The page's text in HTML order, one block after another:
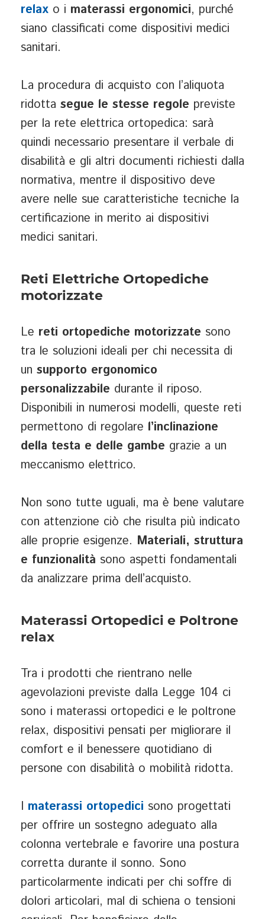
relax o i materassi ergonomici, purché
siano classificati come dispositivi medici
sanitari.
La procedura di acquisto con l’aliquota
ridotta segue le stesse regole previste
per la rete elettrica ortopedica: sarà
quindi necessario presentare il verbale di
disabilità e gli altri documenti richiesti dalla
normativa, mentre il dispositivo deve
avere nelle sue caratteristiche tecniche la
certificazione in merito ai dispositivi
medici sanitari.
Reti Elettriche Ortopediche
motorizzate
Le reti ortopediche motorizzate sono
tra le soluzioni ideali per chi necessita di
un supporto ergonomico
personalizzabile durante il riposo.
Disponibili in numerosi modelli, queste reti
permettono di regolare l’inclinazione
della testa e delle gambe grazie a un
meccanismo elettrico.
Non sono tutte uguali, ma è bene valutare
con attenzione ciò che risulta più indicato
alle proprie esigenze. Materiali, struttura
e funzionalità sono aspetti fondamentali
da analizzare prima dell’acquisto.
Materassi Ortopedici e Poltrone
relax
Tra i prodotti che rientrano nelle
agevolazioni previste dalla Legge 104 ci
sono i materassi ortopedici e le poltrone
relax, dispositivi pensati per migliorare il
comfort e il benessere quotidiano di
persone con disabilità o mobilità ridotta.
I materassi ortopedici sono progettati
per offrire un sostegno adeguato alla
colonna vertebrale e favorire una postura
corretta durante il sonno. Sono
particolarmente indicati per chi soffre di
dolori articolari, mal di schiena o tensioni